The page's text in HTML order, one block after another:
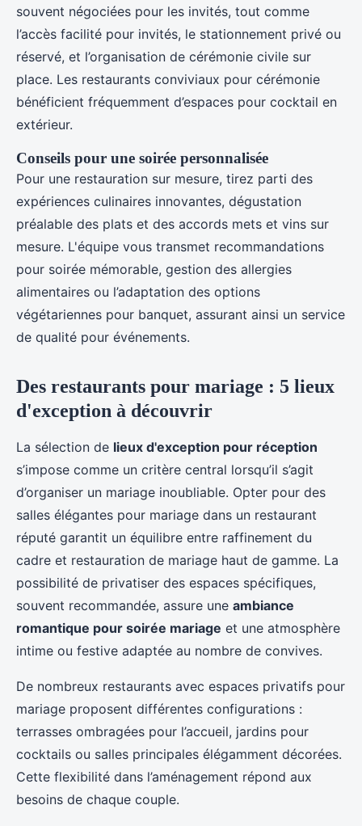
souvent négociées pour les invités, tout comme
l’accès facilité pour invités, le stationnement privé ou
réservé, et l’organisation de cérémonie civile sur
place. Les restaurants conviviaux pour cérémonie
bénéficient fréquemment d’espaces pour cocktail en
extérieur.
Conseils pour une soirée personnalisée
Pour une restauration sur mesure, tirez parti des
expériences culinaires innovantes, dégustation
préalable des plats et des accords mets et vins sur
mesure. L'équipe vous transmet recommandations
pour soirée mémorable, gestion des allergies
alimentaires ou l’adaptation des options
végétariennes pour banquet, assurant ainsi un service
de qualité pour événements.
Des restaurants pour mariage : 5 lieux
d'exception à découvrir
La sélection de lieux d'exception pour réception
s’impose comme un critère central lorsqu’il s’agit
d’organiser un mariage inoubliable. Opter pour des
salles élégantes pour mariage dans un restaurant
réputé garantit un équilibre entre raffinement du
cadre et restauration de mariage haut de gamme. La
possibilité de privatiser des espaces spécifiques,
souvent recommandée, assure une ambiance
romantique pour soirée mariage et une atmosphère
intime ou festive adaptée au nombre de convives.
De nombreux restaurants avec espaces privatifs pour
mariage proposent différentes configurations :
terrasses ombragées pour l’accueil, jardins pour
cocktails ou salles principales élégamment décorées.
Cette flexibilité dans l’aménagement répond aux
besoins de chaque couple.